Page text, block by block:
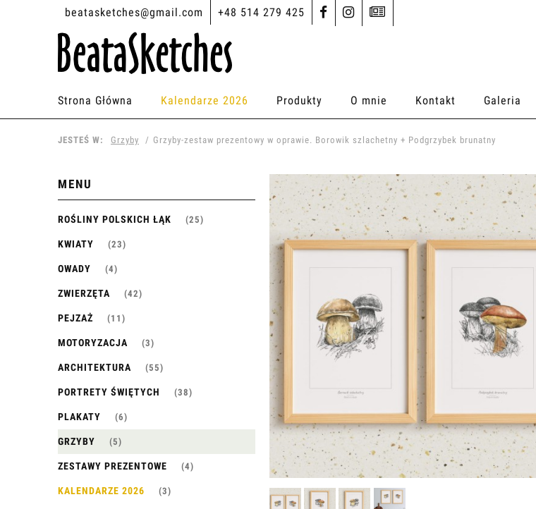
beatasketches@gmail.com +48 514 279 425
Strona Główna Kalendarze 2026 Produkty O mnie Kontakt Galeria
JESTEŚ W: Grzyby Grzyby-zestaw prezentowy w oprawie. Borowik szlachetny + Podgrzybek brunatny
MENU
ROŚLINY POLSKICH ŁĄK (25)
KWIATY (23)
OWADY (4)
ZWIERZĘTA (42)
PEJZAŻ (11)
MOTORYZACJA (3)
ARCHITEKTURA (55)
PORTRETY ŚWIĘTYCH (38)
PLAKATY (6)
GRZYBY (5)
ZESTAWY PREZENTOWE (4)
KALENDARZE 2026 (3)